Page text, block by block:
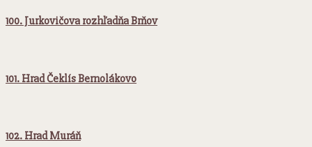
100. Jurkovičova rozhľadňa Brňov
101. Hrad Čeklís Bernolákovo
102. Hrad Muráň